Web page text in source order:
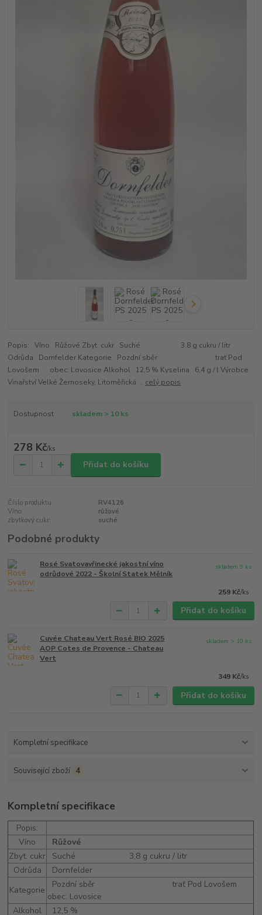
Popis: Víno Růžové Zbyt. cukr Suché 3,8 g cukru / litr
Odrůda Dornfelder Kategorie Pozdní sběr trať Pod
Lovošem obec: Lovosice Alkohol 12,5 % Kyselina 6,4 g / l Výrobce
Vinařství Velké Žernoseky, Litoměřická ... celý popis
Dostupnost skladem > 10 ks
278 Kč/ks
Přidat do košíku
Číslo produktu:
RV4126
Víno:
růžové
zbytkový cukr:
suché
Podobné produkty
Rosé Svatovavřinecké jakostní víno
odrůdové 2022 - Školní Statek Mělník
259 Kč/ks
skladem 9 ks
Přidat do košíku
Cuvée Chateau Vert Rosé BIO 2025
AOP Cotes de Provence - Chateau
Vert
349 Kč/ks
skladem > 10 ks
Přidat do košíku
Kompletní specifikace
Související zboží 4
Kompletní specifikace
Popis:
Víno
Růžové
Zbyt. cukr
Suché 3,8 g cukru / litr
Odrůda
Dornfelder
Kategorie
Pozdní sběr trať Pod Lovošem
obec: Lovosice
Alkohol
12,5 %